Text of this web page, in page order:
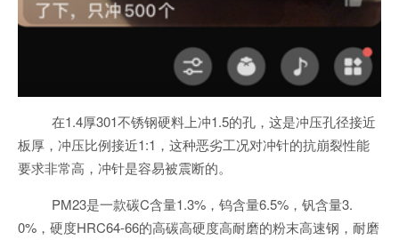
在1.4厚301不锈钢硬料上冲1.5的孔，这是冲压孔径接近
板厚，冲压比例接近1:1，这种恶劣工况对冲针的抗崩裂性能
要求非常高，冲针是容易被震断的。
PM23是一款碳C含量1.3%，钨含量6.5%，钒含量3.
0%，硬度HRC64-66的高碳高硬度高耐磨的粉末高速钢，耐磨